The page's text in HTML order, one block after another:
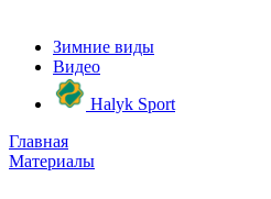
Зимние виды
Видео
Halyk Sport
Главная
Материалы